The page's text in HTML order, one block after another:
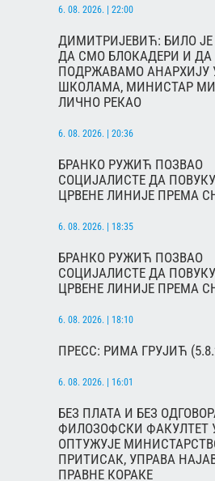
6. 08. 2026. | 22:00
ДИМИТРИЈЕВИЋ: БИЛО
ДА СМО БЛОКАДЕРИ И ДА
ПОДРЖАВАМО АНАРХИЈУ
ШКОЛАМА, МИНИСТАР МИ
ЛИЧНО РЕКАО
6. 08. 2026. | 20:36
БРАНКО РУЖИЋ ПОЗВАО
СОЦИЈАЛИСТЕ ДА
ЦРВЕНЕ ЛИНИЈЕ ПРЕМА
6. 08. 2026. | 18:35
БРАНКО РУЖИЋ ПОЗВАО
СОЦИЈАЛИСТЕ ДА
ЦРВЕНЕ ЛИНИЈЕ ПРЕМА
6. 08. 2026. | 18:10
ПРЕСС: РИМА ГРУЈИЋ
6. 08. 2026. | 16:01
БЕЗ ПЛАТА И БЕЗ
ФИЛОЗОФСКИ ФАКУЛТЕТ
ОПТУЖУЈЕ
ПРИТИСАК, УПРАВА
ПРАВНЕ КОРАКЕ